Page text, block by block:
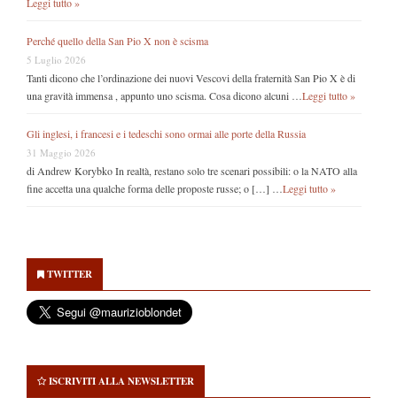
Perché quello della San Pio X non è scisma
5 Luglio 2026
Tanti dicono che l’ordinazione dei nuovi Vescovi della fraternità San Pio X è di
una gravità immensa , appunto uno scisma. Cosa dicono alcuni … Leggi tutto »
Gli inglesi, i francesi e i tedeschi sono ormai alle porte della Russia
31 Maggio 2026
di Andrew Korybko In realtà, restano solo tre scenari possibili: o la NATO alla
fine accetta una qualche forma delle proposte russe; o […] … Leggi tutto »
Sidebar
TWITTER
ISCRIVITI ALLA NEWSLETTER